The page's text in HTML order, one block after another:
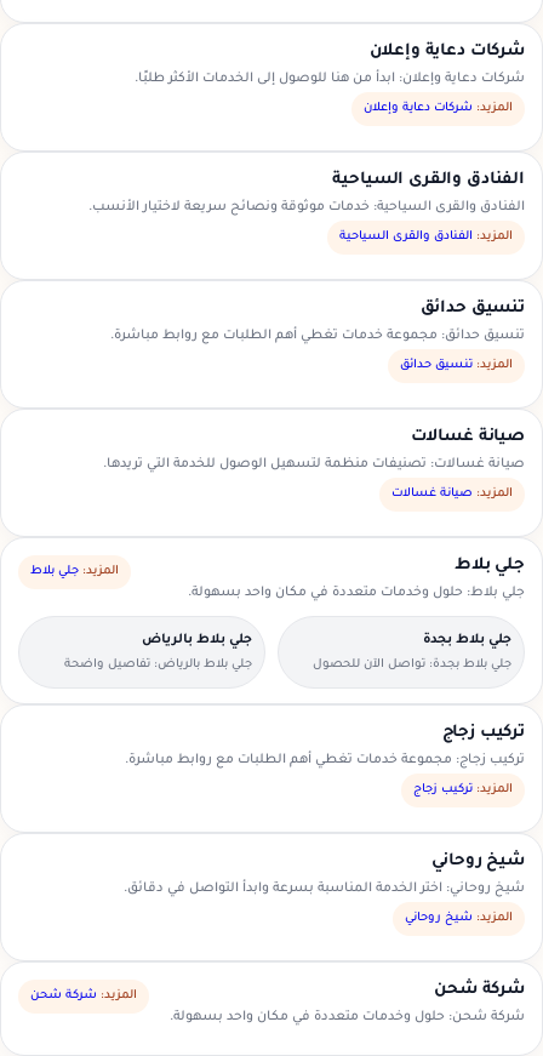
شركات دعاية وإعلان
شركات دعاية وإعلان: ابدأ من هنا للوصول إلى الخدمات الأكثر طلبًا.
المزيد: شركات دعاية وإعلان
الفنادق والقرى السياحية
الفنادق والقرى السياحية: خدمات موثوقة ونصائح سريعة لاختيار الأنسب.
المزيد: الفنادق والقرى السياحية
تنسيق حدائق
تنسيق حدائق: مجموعة خدمات تغطي أهم الطلبات مع روابط مباشرة.
المزيد: تنسيق حدائق
صيانة غسالات
صيانة غسالات: تصنيفات منظمة لتسهيل الوصول للخدمة التي تريدها.
المزيد: صيانة غسالات
جلي بلاط
جلي بلاط: حلول وخدمات متعددة في مكان واحد بسهولة.
المزيد: جلي بلاط
جلي بلاط بجدة
جلي بلاط بجدة: تواصل الآن للحصول
على عرض سعر مناسب.
جلي بلاط بالرياض
جلي بلاط بالرياض: تفاصيل واضحة
لتسهيل اختيار مقدم الخدمة.
تركيب زجاج
تركيب زجاج: مجموعة خدمات تغطي أهم الطلبات مع روابط مباشرة.
المزيد: تركيب زجاج
شيخ روحاني
شيخ روحاني: اختر الخدمة المناسبة بسرعة وابدأ التواصل في دقائق.
المزيد: شيخ روحاني
شركة شحن
شركة شحن: حلول وخدمات متعددة في مكان واحد بسهولة.
المزيد: شركة شحن